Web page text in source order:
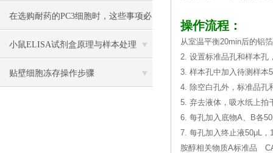
在选购耐药的PC3细胞时，这些事项必
须注意
小鼠ELISA试剂盒原理与样本处理
贴壁细胞冻存操作步骤
操作流程：
从室温平衡20min后的铝
2. 设置标准品孔和样本孔
3. 样本孔中加入待测样本
4. 除空白孔外，标准品孔
5. 弃去液体，吸水纸上拍
6. 每孔加入底物A、B各
7. 每孔加入终止液50μL
胺醇相关物质A标准品